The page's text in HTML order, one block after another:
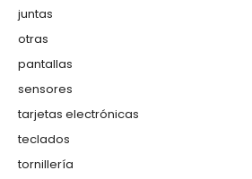
juntas
otras
pantallas
sensores
tarjetas electrónicas
teclados
tornillería